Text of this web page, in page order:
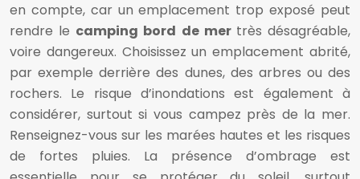
en compte, car un emplacement trop exposé peut
rendre le camping bord de mer très désagréable,
voire dangereux. Choisissez un emplacement abrité,
par exemple derrière des dunes, des arbres ou des
rochers. Le risque d’inondations est également à
considérer, surtout si vous campez près de la mer.
Renseignez-vous sur les marées hautes et les risques
de fortes pluies. La présence d’ombrage est